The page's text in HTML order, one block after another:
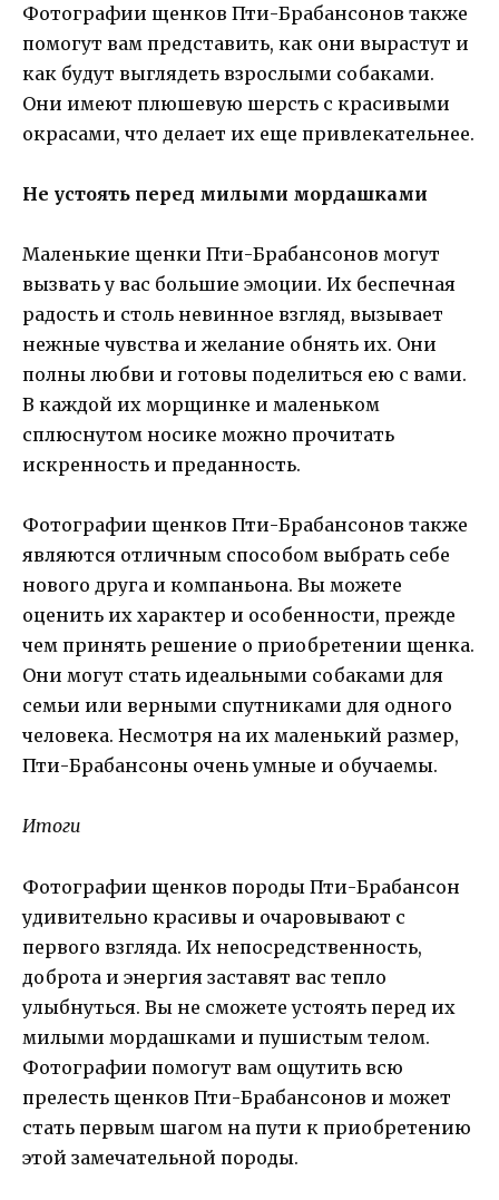
Фотографии щенков Пти-Брабансонов также
помогут вам представить, как они вырастут и
как будут выглядеть взрослыми собаками.
Они имеют плюшевую шерсть с красивыми
окрасами, что делает их еще привлекательнее.
Не устоять перед милыми мордашками
Маленькие щенки Пти-Брабансонов могут
вызвать у вас большие эмоции. Их беспечная
радость и столь невинное взгляд, вызывает
нежные чувства и желание обнять их. Они
полны любви и готовы поделиться ею с вами.
В каждой их морщинке и маленьком
сплюснутом носике можно прочитать
искренность и преданность.
Фотографии щенков Пти-Брабансонов также
являются отличным способом выбрать себе
нового друга и компаньона. Вы можете
оценить их характер и особенности, прежде
чем принять решение о приобретении щенка.
Они могут стать идеальными собаками для
семьи или верными спутниками для одного
человека. Несмотря на их маленький размер,
Пти-Брабансоны очень умные и обучаемы.
Итоги
Фотографии щенков породы Пти-Брабансон
удивительно красивы и очаровывают с
первого взгляда. Их непосредственность,
доброта и энергия заставят вас тепло
улыбнуться. Вы не сможете устоять перед их
милыми мордашками и пушистым телом.
Фотографии помогут вам ощутить всю
прелесть щенков Пти-Брабансонов и может
стать первым шагом на пути к приобретению
этой замечательной породы.